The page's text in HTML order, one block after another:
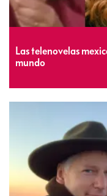
Las telenovelas
mundo